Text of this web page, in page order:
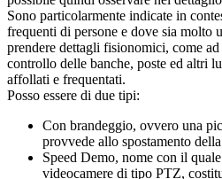
Sono particolarmente indicate in
frequenti di persone e dove sia molto
prendere dettagli fisionomici, come ad
controllo delle banche, poste ed altri
affollati e frequentati.
Posso essere di due tipi:
Con brandeggio, ovvero una
provvede allo spostamento
Speed Demo, nome con il
videocamere di tipo PTZ,